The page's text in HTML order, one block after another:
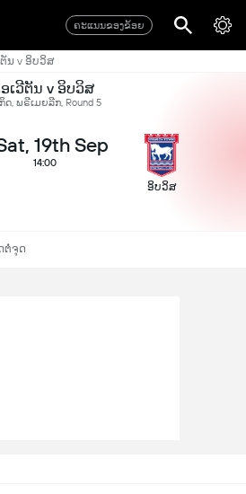
ຄະແນນຂອງຂ້ອຍ
ຕັນ v ອິບວິສ
ອເວີຕັນ v ອິບວິສ
ດ, ພຣີເມຍລີກ, Round 5
19th Sep
14:00
ອິບວິສ
ຕໍ່ຈຸດ